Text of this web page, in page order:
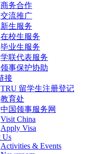
商务合作
交流推广
新生服务
在校生服务
毕业生服务
学联代表服务
领事保护协助
接
TRU 留学生注册登记
教育处
中国领事服务网
Visit China
Apply Visa
Us
Activities & Events